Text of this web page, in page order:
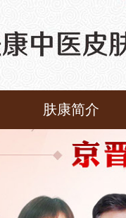
肤康简介